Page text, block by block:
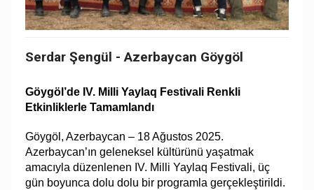
Serdar Şengül - Azerbaycan Göygöl
Göygöl’de IV. Milli Yaylaq Festivali Renkli
Etkinliklerle Tamamlandı
Göygöl, Azerbaycan – 18 Ağustos 2025.
Azerbaycan’ın geleneksel kültürünü yaşatmak
amacıyla düzenlenen IV. Milli Yaylaq Festivali, üç
gün boyunca dolu dolu bir programla gerçekleştirildi.